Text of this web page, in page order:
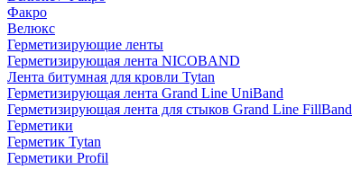
Факро
Велюкс
Герметизирующие ленты
Герметизирующая лента NICOBAND
Лента битумная для кровли Tytan
Герметизирующая лента Grand Line UniBand
Герметизирующая лента для стыков Grand Line FillBand
Герметики
Герметик Tytan
Герметики Profil